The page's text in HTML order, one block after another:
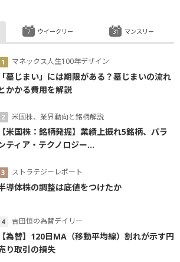
マネックス人生100年デザイン
「墓じまい」には期限がある？墓じまいの流れ
かかる費用を解説
米国株、業界動向と銘柄解説
【米国株：銘柄発掘】業績上振れ5銘柄、パラ
ティア・テクノロジー...
ストラテジーレポート
導体株の調整は底値をつけたか
吉田恒の為替デイリー
【為替】120日MA（移動平均線）割れが示す円
り取引の損失
ウイークリー マンスリー